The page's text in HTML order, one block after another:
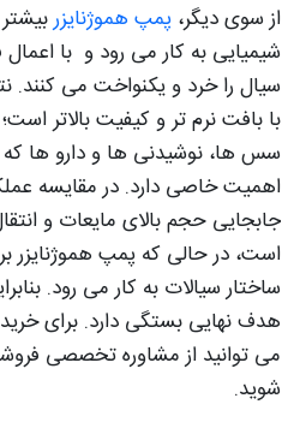
از سوی دیگر، پمپ هموژنایزر
شیمیایی به‌ کار می‌ رود و با اعمال
سیال را خرد و یکنواخت می‌ کنند.
با بافت نرم‌ تر و کیفیت بالاتر
سس‌ ها، نوشیدنی‌ ها و دارو ها
اهمیت خاصی دارد. در مقایسه
جابجایی حجم بالای مایعات و
است، در حالی‌ که پمپ هموژنایزر
ساختار سیالات به‌ کار می‌ رود.
هدف نهایی بستگی دارد. برای
می‌ توانید از مشاوره تخصصی
شوید.